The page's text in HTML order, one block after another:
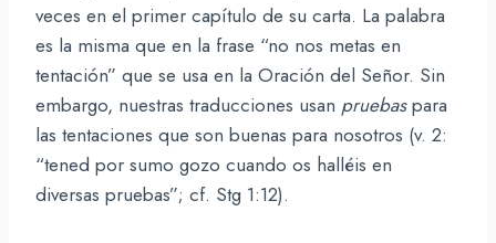
veces en el primer capítulo de su carta. La palabra
es la misma que en la frase “no nos metas en
tentación” que se usa en la Oración del Señor. Sin
embargo, nuestras traducciones usan pruebaspara
las tentaciones que son buenas para nosotros (v. 2:
“tened por sumo gozo cuando os halléis en
diversas pruebas”; cf. Stg 1:12).